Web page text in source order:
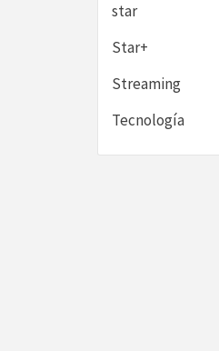
star
Star+
Streaming
Tecnología